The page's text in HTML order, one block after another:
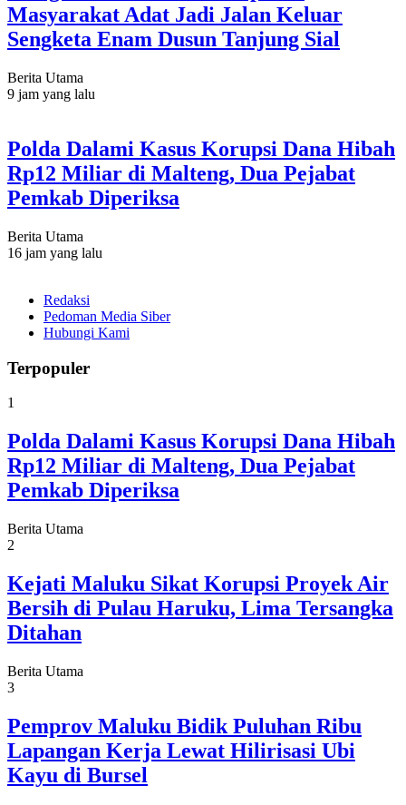
Masyarakat Adat Jadi Jalan Keluar
Sengketa Enam Dusun Tanjung Sial
Berita Utama
9 jam yang lalu
Polda Dalami Kasus Korupsi Dana Hibah
Rp12 Miliar di Malteng, Dua Pejabat
Pemkab Diperiksa
Berita Utama
16 jam yang lalu
Redaksi
Pedoman Media Siber
Hubungi Kami
Terpopuler
1
Polda Dalami Kasus Korupsi Dana Hibah
Rp12 Miliar di Malteng, Dua Pejabat
Pemkab Diperiksa
Berita Utama
2
Kejati Maluku Sikat Korupsi Proyek Air
Bersih di Pulau Haruku, Lima Tersangka
Ditahan
Berita Utama
3
Pemprov Maluku Bidik Puluhan Ribu
Lapangan Kerja Lewat Hilirisasi Ubi
Kayu di Bursel